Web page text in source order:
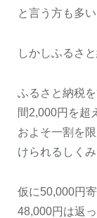
と言う方も多い
しかしふるさ
ふるさと納税
間2,000円を超
およそ一割を
けられるしくみ
仮に50,000円
48,000円は返っ